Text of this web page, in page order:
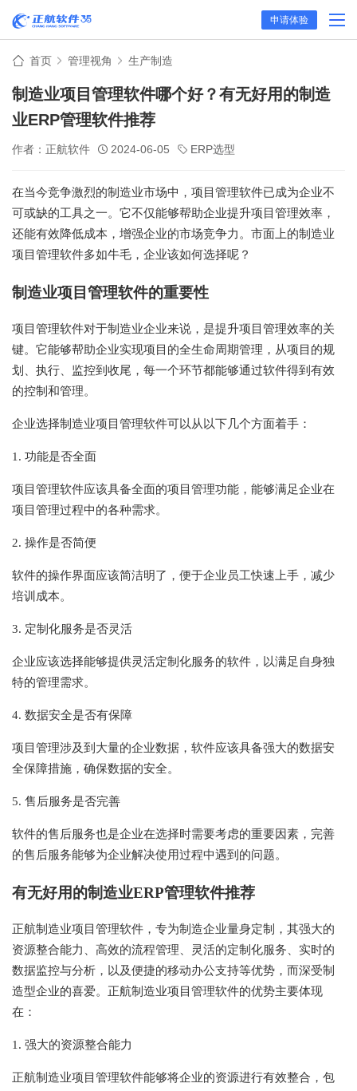
申请体验
首页 管理视角 生产制造
制造业项目管理软件哪个好？有无好用的制造
业ERP管理软件推荐
作者：正航软件 2024-06-05 ERP选型
在当今竞争激烈的制造业市场中，项目管理软件已成为企业不
可或缺的工具之一。它不仅能够帮助企业提升项目管理效率，
还能有效降低成本，增强企业的市场竞争力。市面上的制造业
项目管理软件多如牛毛，企业该如何选择呢？
制造业项目管理软件的重要性
项目管理软件对于制造业企业来说，是提升项目管理效率的关
键。它能够帮助企业实现项目的全生命周期管理，从项目的规
划、执行、监控到收尾，每一个环节都能够通过软件得到有效
的控制和管理。
企业选择制造业项目管理软件可以从以下几个方面着手：
1. 功能是否全面
项目管理软件应该具备全面的项目管理功能，能够满足企业在
项目管理过程中的各种需求。
2. 操作是否简便
软件的操作界面应该简洁明了，便于企业员工快速上手，减少
培训成本。
3. 定制化服务是否灵活
企业应该选择能够提供灵活定制化服务的软件，以满足自身独
特的管理需求。
4. 数据安全是否有保障
项目管理涉及到大量的企业数据，软件应该具备强大的数据安
全保障措施，确保数据的安全。
5. 售后服务是否完善
软件的售后服务也是企业在选择时需要考虑的重要因素，完善
的售后服务能够为企业解决使用过程中遇到的问题。
有无好用的制造业ERP管理软件推荐
正航制造业项目管理软件，专为制造企业量身定制，其强大的
资源整合能力、高效的流程管理、灵活的定制化服务、实时的
数据监控与分析，以及便捷的移动办公支持等优势，而深受制
造型企业的喜爱。正航制造业项目管理软件的优势主要体现
在：
1. 强大的资源整合能力
正航制造业项目管理软件能够将企业的资源进行有效整合，包